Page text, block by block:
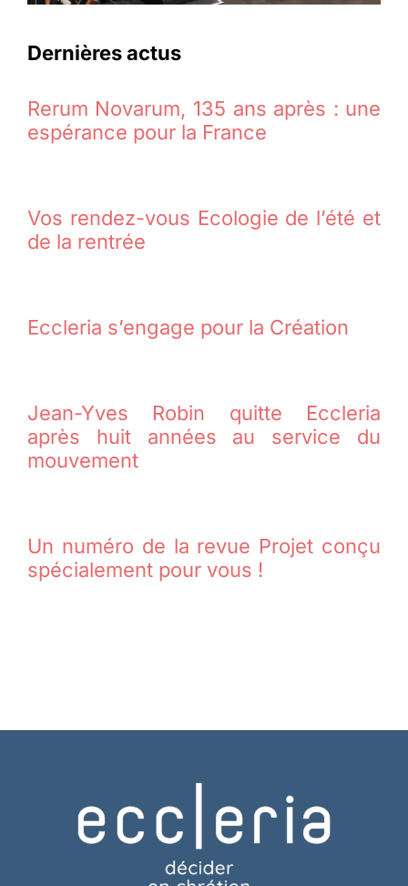
Dernières actus
Rerum Novarum, 135 ans après : une
espérance pour la France
Vos rendez-vous Ecologie de l’été et
de la rentrée
Eccleria s’engage pour la Création
Jean-Yves Robin quitte Eccleria
après huit années au service du
mouvement
Un numéro de la revue Projet conçu
spécialement pour vous !